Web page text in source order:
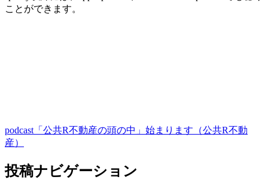
ことができます。
podcast「公共R不動産の頭の中」始まります（公共R不動
産）
投稿ナビゲーション